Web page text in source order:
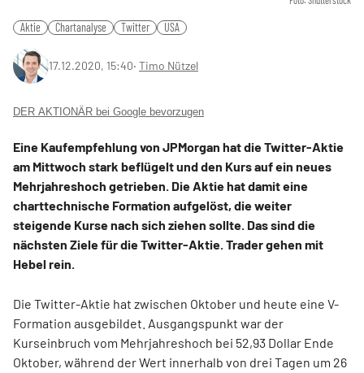
Aktie Chartanalyse Twitter USA
17.12.2020, 15:40‧ Timo Nützel
DER AKTIONÄR bei Google bevorzugen
Eine Kaufempfehlung von JPMorgan hat die Twitter-Aktie
am Mittwoch stark beflügelt und den Kurs auf ein neues
Mehrjahreshoch getrieben. Die Aktie hat damit eine
charttechnische Formation aufgelöst, die weiter
steigende Kurse nach sich ziehen sollte. Das sind die
nächsten Ziele für die Twitter-Aktie. Trader gehen mit
Hebel rein.
Die Twitter-Aktie hat zwischen Oktober und heute eine V-
Formation ausgebildet. Ausgangspunkt war der
Kurseinbruch vom Mehrjahreshoch bei 52,93 Dollar Ende
Oktober, während der Wert innerhalb von drei Tagen um 26